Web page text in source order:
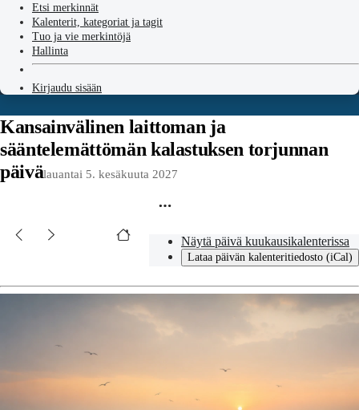
Etsi merkinnät
Kalenterit, kategoriat ja tagit
Tuo ja vie merkintöjä
Hallinta
Kirjaudu sisään
Kansainvälinen laittoman ja
sääntelemättömän kalastuksen torjunnan
päivälauantai 5. kesäkuuta 2027
Näytä päivä kuukausikalenterissa
Lataa päivän kalenteritiedosto (iCal)